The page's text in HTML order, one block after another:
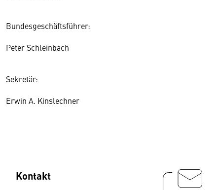
Bundesgeschäftsführer:
Peter Schleinbach
Sekretär:
Erwin A. Kinslechner
Kontakt